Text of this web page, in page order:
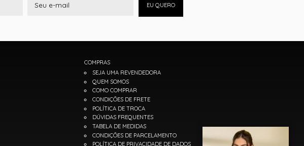
EU QUERO
COMPRAS
SEJA UMA REVENDEDORA
QUEM SOMOS
COMO COMPRAR
CONDIÇÕES DE FRETE
POLÍTICA DE TROCA
DÚVIDAS FREQUENTES
TABELA DE MEDIDAS
CONDIÇÕES DE PARCELAMENTO
POLÍTICA DE PRIVACIDADE DE DADOS